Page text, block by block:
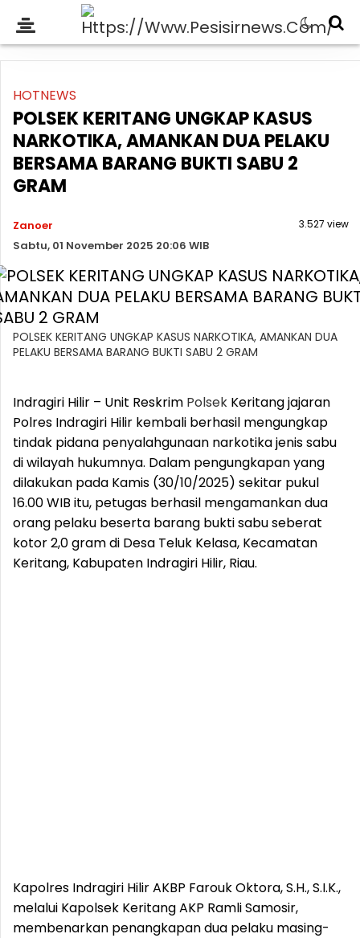
HOTNEWS
POLSEK KERITANG UNGKAP KASUS
NARKOTIKA, AMANKAN DUA PELAKU
BERSAMA BARANG BUKTI SABU 2
GRAM
Zanoer
Sabtu, 01 November 2025 20:06 WIB
3.527 view
POLSEK KERITANG UNGKAP KASUS NARKOTIKA, AMANKAN DUA
PELAKU BERSAMA BARANG BUKTI SABU 2 GRAM
Indragiri Hilir – Unit Reskrim Polsek Keritang jajaran
Polres Indragiri Hilir kembali berhasil mengungkap
tindak pidana penyalahgunaan narkotika jenis sabu
di wilayah hukumnya. Dalam pengungkapan yang
dilakukan pada Kamis (30/10/2025) sekitar pukul
16.00 WIB itu, petugas berhasil mengamankan dua
orang pelaku beserta barang bukti sabu seberat
kotor 2,0 gram di Desa Teluk Kelasa, Kecamatan
Keritang, Kabupaten Indragiri Hilir, Riau.
Kapolres Indragiri Hilir AKBP Farouk Oktora, S.H., S.I.K.,
melalui Kapolsek Keritang AKP Ramli Samosir,
membenarkan penangkapan dua pelaku masing-